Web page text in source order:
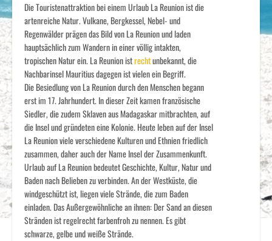
Die Touristenattraktion bei einem Urlaub La Reunion ist die
artenreiche Natur. Vulkane, Bergkessel, Nebel- und
Regenwälder prägen das Bild von La Reunion und laden
hauptsächlich zum Wandern in einer völlig intakten,
tropischen Natur ein. La Reunion istrechtunbekannt, die
Nachbarinsel Mauritius dagegen ist vielen ein Begriff.
Die Besiedlung von La Reunion durch den Menschen begann
erst im 17. Jahrhundert. In dieser Zeit kamen französische
Siedler, die zudem Sklaven aus Madagaskar mitbrachten, auf
die Insel und gründeten eine Kolonie. Heute leben auf der Insel
La Reunion viele verschiedene Kulturen und Ethnien friedlich
zusammen, daher auch der Name Insel der Zusammenkunft.
Urlaub auf La Reunion bedeutet Geschichte, Kultur, Natur und
Baden nach Belieben zu verbinden. An der Westküste, die
windgeschützt ist, liegen viele Strände, die zum Baden
einladen. Das Außergewöhnliche an ihnen: Der Sand an diesen
Stränden ist regelrecht farbenfroh zu nennen. Es gibt
schwarze, gelbe und weiße Strände.